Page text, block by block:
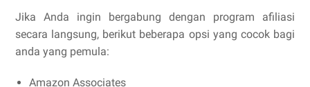
Jika Anda ingin bergabung dengan program afiliasi
secara langsung, berikut beberapa opsi yang cocok bagi
anda yang pemula:
Amazon Associates